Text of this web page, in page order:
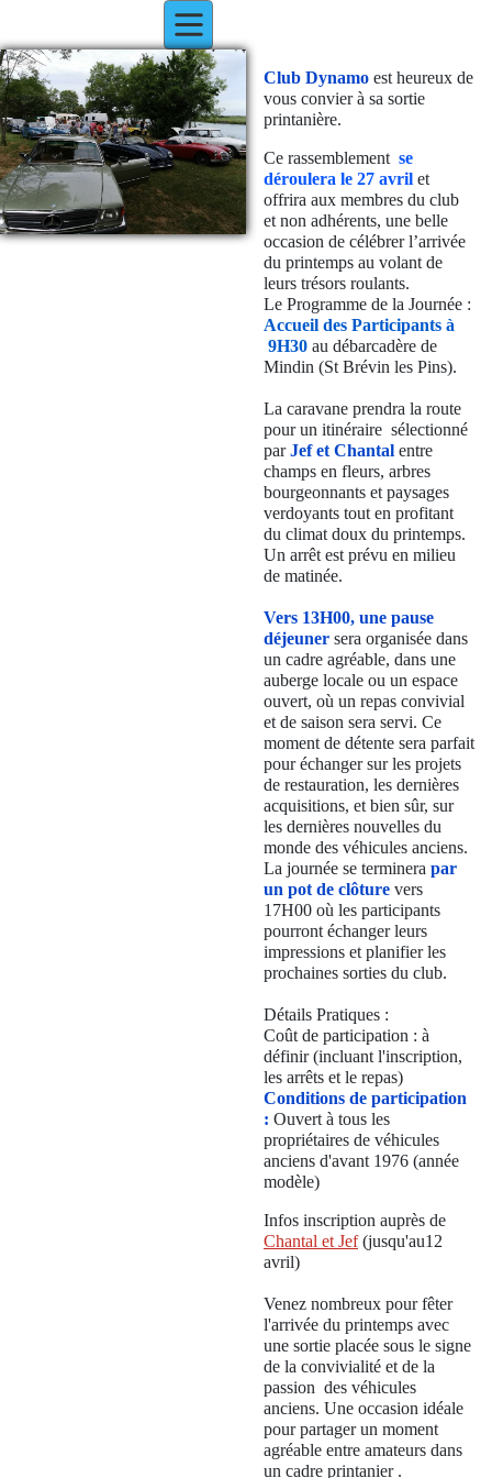
Club Dynamo est heureux de
vous convier à sa sortie
printanière.
Ce rassemblement se
déroulera le 27 avril et
offrira aux membres du club
et non adhérents, une belle
occasion de célébrer l’arrivée
du printemps au volant de
leurs trésors roulants.
Le Programme de la Journée :
Accueil des Participants à
9H30 au débarcadère de
Mindin (St Brévin les Pins).
La caravane prendra la route
pour un itinéraire sélectionné
parJef et Chantal entre
champs en fleurs, arbres
bourgeonnants et paysages
verdoyants tout en profitant
du climat doux du printemps.
Un arrêt est prévu en milieu
de matinée.
Vers 13H00, une pause
déjeuner sera organisée dans
un cadre agréable, dans une
auberge locale ou un espace
ouvert, où un repas convivial
et de saison sera servi. Ce
moment de détente sera parfait
pour échanger sur les projets
de restauration, les dernières
acquisitions, et bien sûr, sur
les dernières nouvelles du
monde des véhicules anciens.
La journée se terminera par
un pot de clôture vers
17H00 où les participants
pourront échanger leurs
impressions et planifier les
prochaines sorties du club.
Détails Pratiques :
Coût de participation : à
définir (incluant l'inscription,
les arrêts et le repas)
Conditions de participation
: Ouvert à tous les
propriétaires de véhicules
anciens d'avant 1976 (année
modèle)
Infos inscription auprès de
Chantal et Jef(jusqu'au12
avril)
Venez nombreux pour fêter
l'arrivée du printemps avec
une sortie placée sous le signe
de la convivialité et de la
passion des véhicules
anciens. Une occasion idéale
pour partager un moment
agréable entre amateurs dans
un cadre printanier .